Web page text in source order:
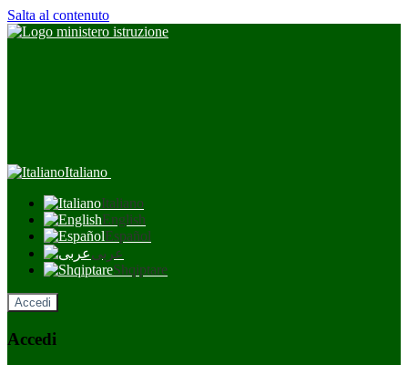
Salta al contenuto
Italiano
Italiano
English
Español
عربى
Shqiptare
Accedi
Accedi